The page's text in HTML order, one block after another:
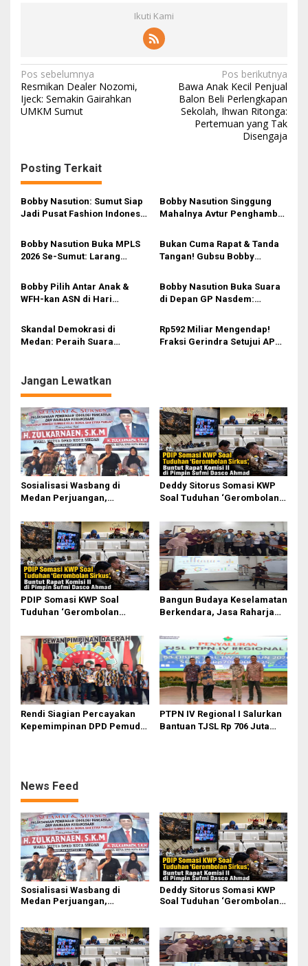
Ikuti Kami
Navigasi
pos
Pos sebelumnya
Resmikan Dealer Nozomi,
Ijeck: Semakin Gairahkan
UMKM Sumut
Pos berikutnya
Bawa Anak Kecil Penjual
Balon Beli Perlengkapan
Sekolah, Ihwan Ritonga:
Pertemuan yang Tak
Disengaja
Posting Terkait
Bobby Nasution: Sumut Siap
Jadi Pusat Fashion Indonesia
Bobby Nasution Singgung
Mahalnya Avtur Penghambat
Penerbangan di Sumut
Bobby Nasution Buka MPLS
2026 Se-Sumut: Larang
Hormati Guru dan Orang Tua
Bukan Cuma Rapat & Tanda
Tangan! Gubsu Bobby
Komite Sekolah, Minta
Kadisdik Awasi Ketat!
Bobby Pilih Antar Anak &
WFH-kan ASN di Hari
Berhati yang Guncang
Birokrasi!
Bobby Nasution Buka Suara
di Depan GP Nasdem:
Tameng, Narkoba dan Judi
Online Musuh Bersama!
Skandal Demokrasi di
Medan: Peraih Suara
Rp592 Miliar Mengendap!
Fraksi Gerindra Setujui APBD
Jangan Lewatkan
Sosialisasi Wasbang di
Medan Perjuangan,
Perjuangkan Ruang Bermain
Anak
Deddy Sitorus Somasi KWP
Soal Tuduhan ‘Gerombolan
II Dipimpin Sufmi Dasco
Ahmad
PDIP Somasi KWP Soal
Tuduhan ‘Gerombolan
II Dipimpin Sufmi Dasco
Ahmad
Bangun Budaya Keselamatan
Berkendara, Jasa Raharja
Pasifik Medan Industri
Rendi Siagian Percayakan
Kepemimpinan DPD Pemuda
PTPN IV Regional I Salurkan
Bantuan TJSL Rp 706 Juta
News Feed
Sosialisasi Wasbang di
Medan Perjuangan,
Anak
Deddy Sitorus Somasi KWP
Soal Tuduhan ‘Gerombolan
Ahmad